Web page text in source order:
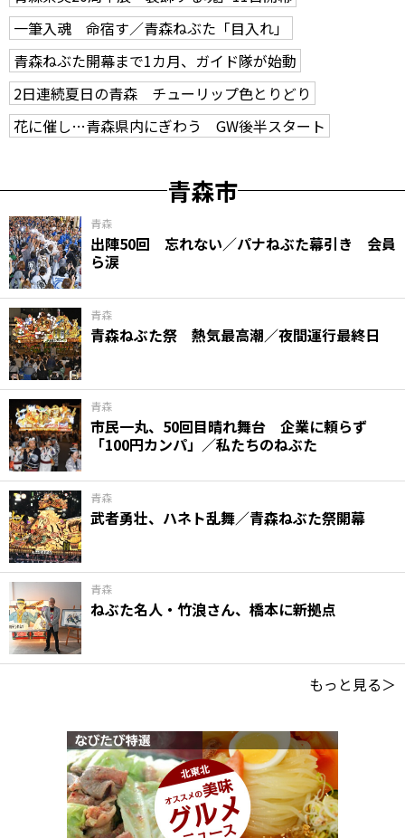
一筆入魂 命宿す／青森ねぶた「目入れ」
青森ねぶた開幕まで1カ月、ガイド隊が始動
2日連続夏日の青森 チューリップ色とりどり
花に催し…青森県内にぎわう GW後半スタート
青森市
青森
出陣50回 忘れない／パナねぶた幕引き 会員
ら涙
青森
青森ねぶた祭 熱気最高潮／夜間運行最終日
青森
市民一丸、50回目晴れ舞台 企業に頼らず
「100円カンパ」／私たちのねぶた
青森
武者勇壮、ハネト乱舞／青森ねぶた祭開幕
青森
ねぶた名人・竹浪さん、橋本に新拠点
もっと見る＞